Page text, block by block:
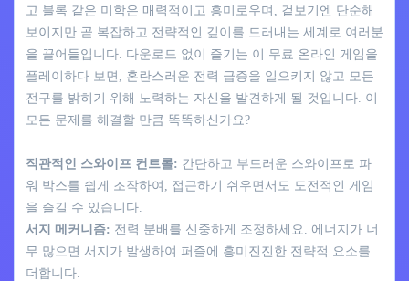
고 블록 같은 미학은 매력적이고 흥미로우며, 겉보기엔 단순해
보이지만 곧 복잡하고 전략적인 깊이를 드러내는 세계로 여러분
을 끌어들입니다. 다운로드 없이 즐기는 이 무료 온라인 게임을
플레이하다 보면, 혼란스러운 전력 급증을 일으키지 않고 모든
전구를 밝히기 위해 노력하는 자신을 발견하게 될 것입니다. 이
모든 문제를 해결할 만큼 똑똑하신가요?
직관적인 스와이프 컨트롤: 간단하고 부드러운 스와이프로 파
워 박스를 쉽게 조작하여, 접근하기 쉬우면서도 도전적인 게임
을 즐길 수 있습니다.
서지 메커니즘: 전력 분배를 신중하게 조정하세요. 에너지가 너
무 많으면 서지가 발생하여 퍼즐에 흥미진진한 전략적 요소를
더합니다.